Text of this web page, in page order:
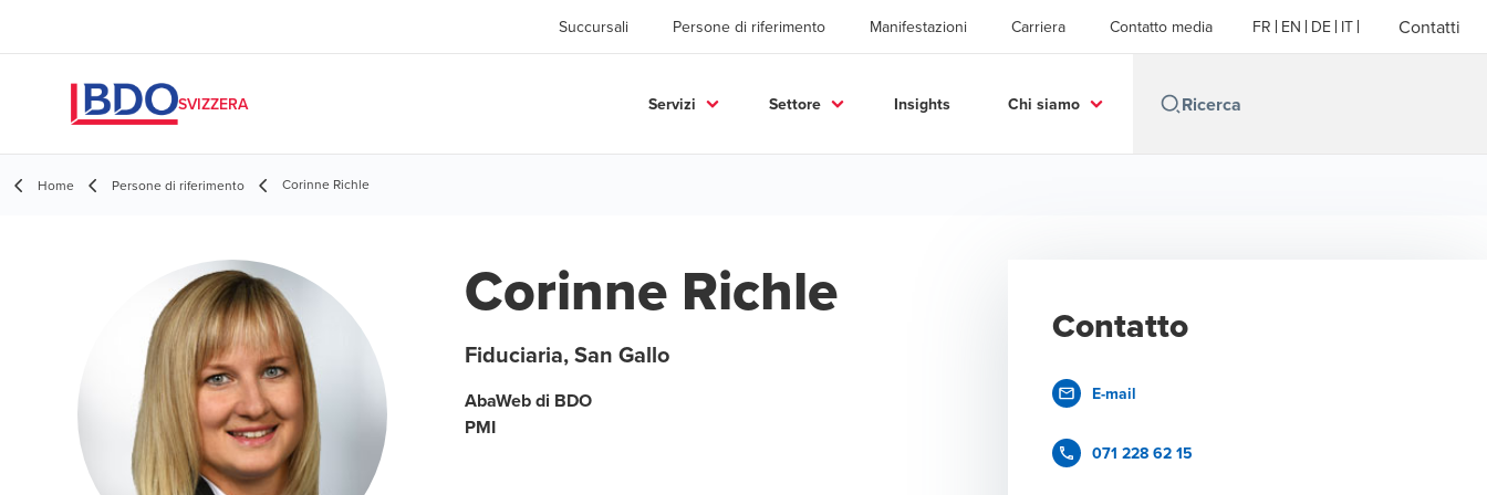
Succursali Persone di riferimento Manifestazioni Carriera Contatto media FR EN DE IT Contatti
SVIZZERA Servizi Settore Insights Chi siamo
Home Persone di riferimento Corinne Richle
Corinne Richle
Fiduciaria, San Gallo
AbaWeb di BDO
PMI
Contatto
E-mail
071 228 62 15